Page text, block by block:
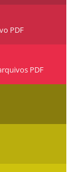
PDF
PDF